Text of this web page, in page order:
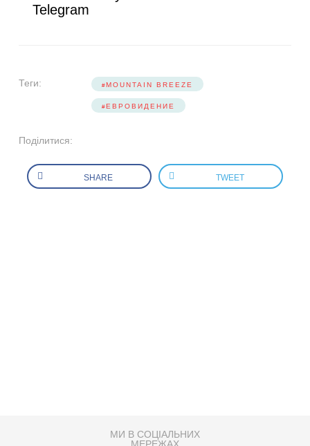
Telegram
Теги: MOUNTAIN BREEZE
ЕВРОВИДЕНИЕ
Поділитися:
SHARE TWEET
МИ В СОЦІАЛЬНИХ